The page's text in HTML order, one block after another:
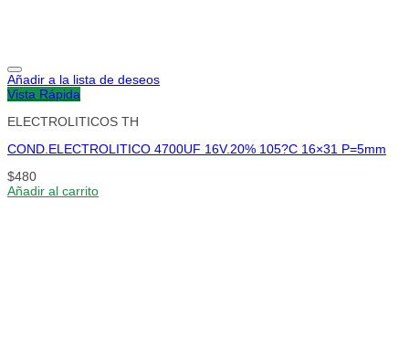
Añadir a la lista de deseos
Vista Rápida
ELECTROLITICOS TH
COND.ELECTROLITICO 4700UF 16V.20% 105?C 16×31 P=5mm
$480
Añadir al carrito